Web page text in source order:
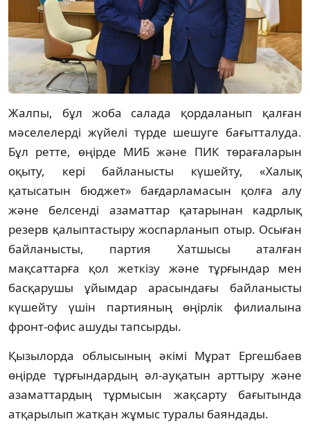
Жалпы, бұл жоба салада қордаланып қалған
мәселелерді жүйелі түрде шешуге бағытталуда.
Бұл ретте, өңірде МИБ және ПИК төрағаларын
оқыту, кері байланысты күшейту, «Халық
қатысатын бюджет» бағдарламасын қолға алу
және белсенді азаматтар қатарынан кадрлық
резерв қалыптастыру жоспарланып отыр. Осыған
байланысты, партия Хатшысы аталған
мақсаттарға қол жеткізу және тұрғындар мен
басқарушы ұйымдар арасындағы байланысты
күшейту үшін партияның өңірлік филиалына
фронт-офис ашуды тапсырды.
Қызылорда облысының әкімі Мұрат Ергешбаев
өңірде тұрғындардың әл-ауқатын арттыру және
азаматтардың тұрмысын жақсарту бағытында
атқарылып жатқан жұмыс туралы баяндады.